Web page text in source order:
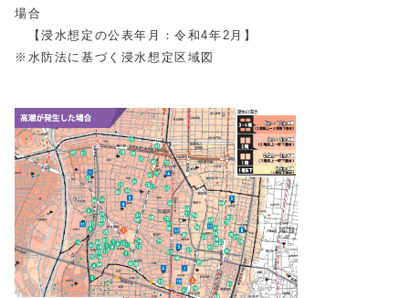
場合
【浸水想定の公表年月：令和4年2月】
※水防法に基づく浸水想定区域図